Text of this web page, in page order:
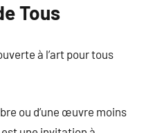
Tous
à l’art pour tous
ou d’une œuvre moins